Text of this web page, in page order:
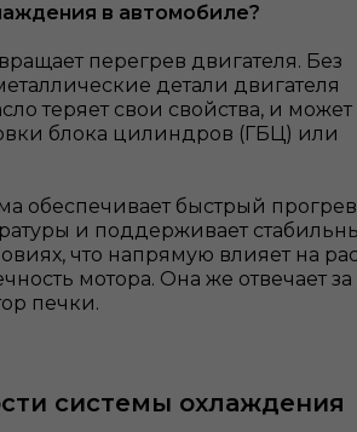
в автомобиле?
перегрев двигателя. Без
детали двигателя
теряет свои свойства, и может
блока цилиндров (ГБЦ) или
обеспечивает быстрый прогрев
и поддерживает
что напрямую влияет на
мотора. Она же отвечает за
печки.
системы охлаждения